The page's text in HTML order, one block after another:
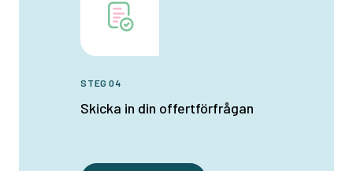
STEG 04
Skicka in din offertförfrågan